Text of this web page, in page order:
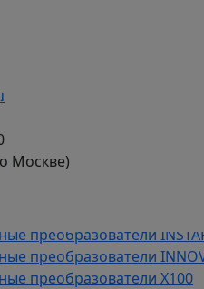
Москве)
частоты AD
преобразователи
преобразователи
преобразователи Х100